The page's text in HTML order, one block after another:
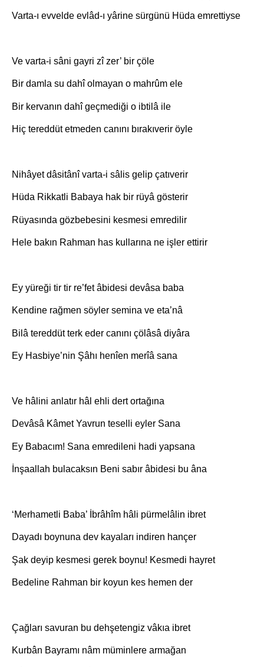
Varta-ı evvelde evlâd-ı yârine sürgünü Hüda emrettiyse
Ve varta-i sâni gayri zî zer’ bir çöle
Bir damla su dahî olmayan o mahrûm ele
Bir kervanın dahî geçmediği o ibtilâ ile
Hiç tereddüt etmeden canını bırakıverir öyle
Nihâyet dâsitânî varta-i sâlis gelip çatıverir
Hüda Rikkatli Babaya hak bir rüyâ gösterir
Rüyasında gözbebesini kesmesi emredilir
Hele bakın Rahman has kullarına ne işler ettirir
Ey yüreği tir tir re’fet âbidesi devâsa baba
Kendine rağmen söyler semina ve eta’nâ
Bilâ tereddüt terk eder canını çölâsâ diyâra
Ey Hasbiye’nin Şâhı henîen merîâ sana
Ve hâlini anlatır hâl ehli dert ortağına
Devâsâ Kâmet Yavrun teselli eyler Sana
Ey Babacım! Sana emredileni hadi yapsana
İnşaallah bulacaksın Beni sabır âbidesi bu âna
‘Merhametli Baba’ İbrâhîm hâli pürmelâlin ibret
Dayadı boynuna dev kayaları indiren hançer
Şak deyip kesmesi gerek boynu! Kesmedi hayret
Bedeline Rahman bir koyun kes hemen der
Çağları savuran bu dehşetengiz vâkıa ibret
Kurbân Bayramı nâm müminlere armağan